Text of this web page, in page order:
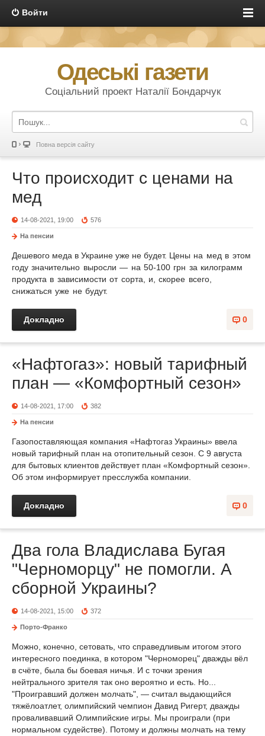
Войти
Одеські газети
Соціальний проект Наталії Бондарчук
Повна версія сайту
Что происходит с ценами на
мед
14-08-2021, 19:00 576
На пенсии
Дешевого меда в Украине уже не будет. Цены на мед в этом
году значительно выросли — на 50-100 грн за килограмм
продукта в зависимости от сорта, и, скорее всего,
снижаться уже не будут.
0
Докладно
«Нафтогаз»: новый тарифный
план — «Комфортный сезон»
14-08-2021, 17:00 382
На пенсии
Газопоставляющая компания «Нафтогаз Украины» ввела
новый тарифный план на отопительный сезон. С 9 августа
для бытовых клиентов действует план «Комфортный сезон».
Об этом информирует пресслужба компании.
0
Докладно
Два гола Владислава Бугая
"Черноморцу" не помогли. А
сборной Украины?
14-08-2021, 15:00 372
Порто-Франко
Можно, конечно, сетовать, что справедливым итогом этого
интересного поединка, в котором "Черноморец" дважды вёл
в счёте, была бы боевая ничья. И с точки зрения
нейтрального зрителя так оно вероятно и есть. Но...
"Проигравший должен молчать", — считал выдающийся
тяжёлоатлет, олимпийский чемпион Давид Ригерт, дважды
проваливавший Олимпийские игры. Мы проиграли (при
нормальном судействе). Потому и должны молчать на тему